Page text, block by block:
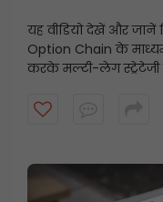
यह वीडियो देखें और
Option Chain के
करके मल्टी-लेग